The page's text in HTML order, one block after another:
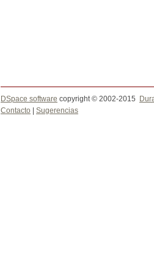
DSpace software copyright © 2002-2015
Contacto
Sugerencias